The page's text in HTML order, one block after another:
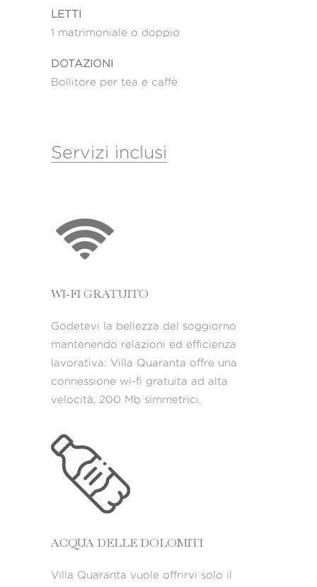
LETTI
1 matrimoniale o doppio
DOTAZIONI
Bollitore per tea e caffè
Servizi inclusi
WI-FI GRATUITO
Godetevi la bellezza del soggiorno
mantenendo relazioni ed efficienza
lavorativa: Villa Quaranta offre una
connessione wi-fi gratuita ad alta
velocità, 200 Mb simmetrici.
ACQUA DELLE DOLOMITI
Villa Quaranta vuole offrirvi solo il